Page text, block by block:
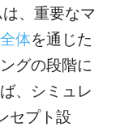
、重要なマ
体を通じた
グの段階に
、シミュレ
セプト設